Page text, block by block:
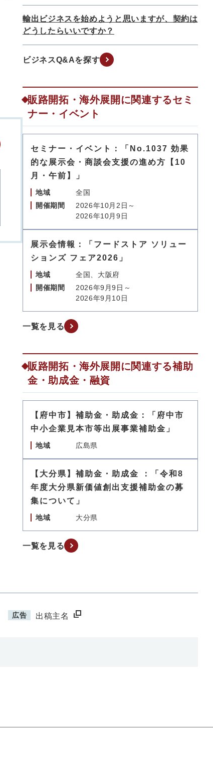
輸出ビジネスを始めようと思いますが、契約は
どうしたらいいですか？
ビジネスQ&Aを探す
販路開拓・海外展開に関連するセミ
ナー・イベント
セミナー・イベント：「No.1037 効果
的な展示会・商談会支援の進め方【10
月・午前】」
地域
全国
開催期間
2026年10月2日～
2026年10月9日
展示会情報：「フードストア ソリュー
ションズ フェア2026」
地域
全国、大阪府
開催期間
2026年9月9日～
2026年9月10日
一覧を見る
販路開拓・海外展開に関連する補助
金・助成金・融資
【府中市】補助金・助成金：「府中市
中小企業見本市等出展事業補助金」
地域 広島県
【大分県】補助金・助成金 ：「令和8
年度大分県新価値創出支援補助金の募
集について」
地域 大分県
一覧を見る
広告 出稿主名